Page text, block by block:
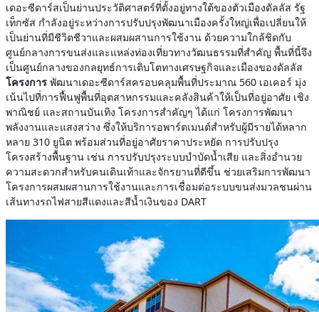
เดอะซีดาร์สเป็นย่านประวัติศาสตร์ที่ตั้งอยู่ทางใต้ของตัวเมืองดัลลัส รัฐ
เท็กซัส กำลังอยู่ระหว่างการปรับปรุงพัฒนาเมืองครั้งใหญ่เพื่อเปลี่ยนให้
เป็นย่านที่มีชีวิตชีวาและผสมผสานการใช้งาน ด้วยความใกล้ชิดกับ
ศูนย์กลางการขนส่งและแหล่งท่องเที่ยวทางวัฒนธรรมที่สำคัญ พื้นที่นี้จึง
เป็นศูนย์กลางของกลยุทธ์การเติบโตทางเศรษฐกิจและเมืองของดัลลัส
โครงการ พัฒนาเดอะซีดาร์สครอบคลุมพื้นที่ประมาณ 560 เอเคอร์ มุ่ง
เน้นไปที่การฟื้นฟูพื้นที่อุตสาหกรรมและคลังสินค้าให้เป็นที่อยู่อาศัย เชิง
พาณิชย์ และสถานบันเทิง โครงการสำคัญๆ ได้แก่ โครงการพัฒนา
พลังงานและแสงสว่าง ซึ่งให้บริการอพาร์ตเมนต์สำหรับผู้มีรายได้หลาก
หลาย 310 ยูนิต พร้อมส่วนที่อยู่อาศัยราคาประหยัด การปรับปรุง
โครงสร้างพื้นฐาน เช่น การปรับปรุงระบบบำบัดน้ำเสีย และสิ่งอำนวย
ความสะดวกสำหรับคนเดินเท้าและจักรยานที่ดีขึ้น ช่วยเสริมการพัฒนา
โครงการผสมผสานการใช้งานและการเชื่อมต่อระบบขนส่งมวลชนผ่าน
เส้นทางรถไฟสายสีแดงและสีน้ำเงินของ DART